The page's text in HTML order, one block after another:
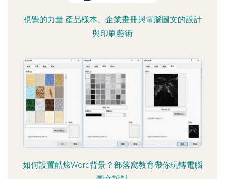
視覺的力量 產品樣本、企業畫冊與電腦圖文的設計
與印刷藝術
如何設置酷炫Word背景？部落窩教育帶你玩轉電腦